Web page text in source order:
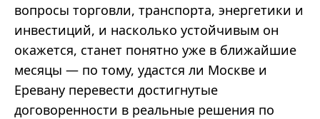
вопросы торговли, транспорта, энергетики и
инвестиций, и насколько устойчивым он
окажется, станет понятно уже в ближайшие
месяцы — по тому, удастся ли Москве и
Еревану перевести достигнутые
договоренности в реальные решения по